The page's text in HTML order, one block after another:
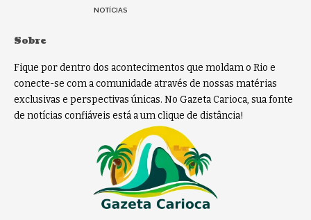
NOTÍCIAS
Sobre
Fique por dentro dos acontecimentos que moldam o Rio e
conecte-se com a comunidade através de nossas matérias
exclusivas e perspectivas únicas. No Gazeta Carioca, sua fonte
de notícias confiáveis está a um clique de distância!